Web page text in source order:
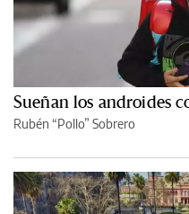
Sueñan los androides
Rubén “Pollo” Sobrero